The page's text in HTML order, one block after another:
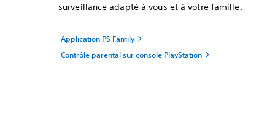
surveillance adapté à vous et à votre famille.
Application PS Family
Contrôle parental sur console PlayStation